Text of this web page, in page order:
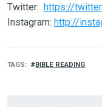
Twitter: https://
Instagram: http://
TAGS BIBLE READING